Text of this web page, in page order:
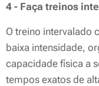
4 - Faça treinos
O treino intervalado
baixa intensidade,
capacidade física a
tempos exatos de